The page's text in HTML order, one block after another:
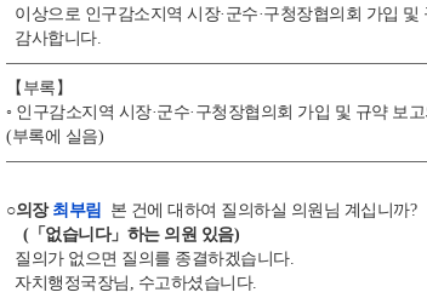
이상으로 인구감소지역 시장·군수·구청장협의회 가입
감사합니다.
【부록】
◦ 인구감소지역 시장·군수·구청장협의회 가입 및 규약 보고
(부록에 실음)
○의장 최부림 본 건에 대하여 질의하실 의원님 계십니까?
(「없습니다」하는 의원 있음)
질의가 없으면 질의를 종결하겠습니다.
자치행정국장님, 수고하셨습니다.